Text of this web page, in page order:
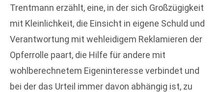
Trentmann erzählt, eine, in der sich Großzügigkeit
mit Kleinlichkeit, die Einsicht in eigene Schuld und
Verantwortung mit wehleidigem Reklamieren der
Opferrolle paart, die Hilfe für andere mit
wohlberechnetem Eigeninteresse verbindet und
bei der das Urteil immer davon abhängig ist, zu